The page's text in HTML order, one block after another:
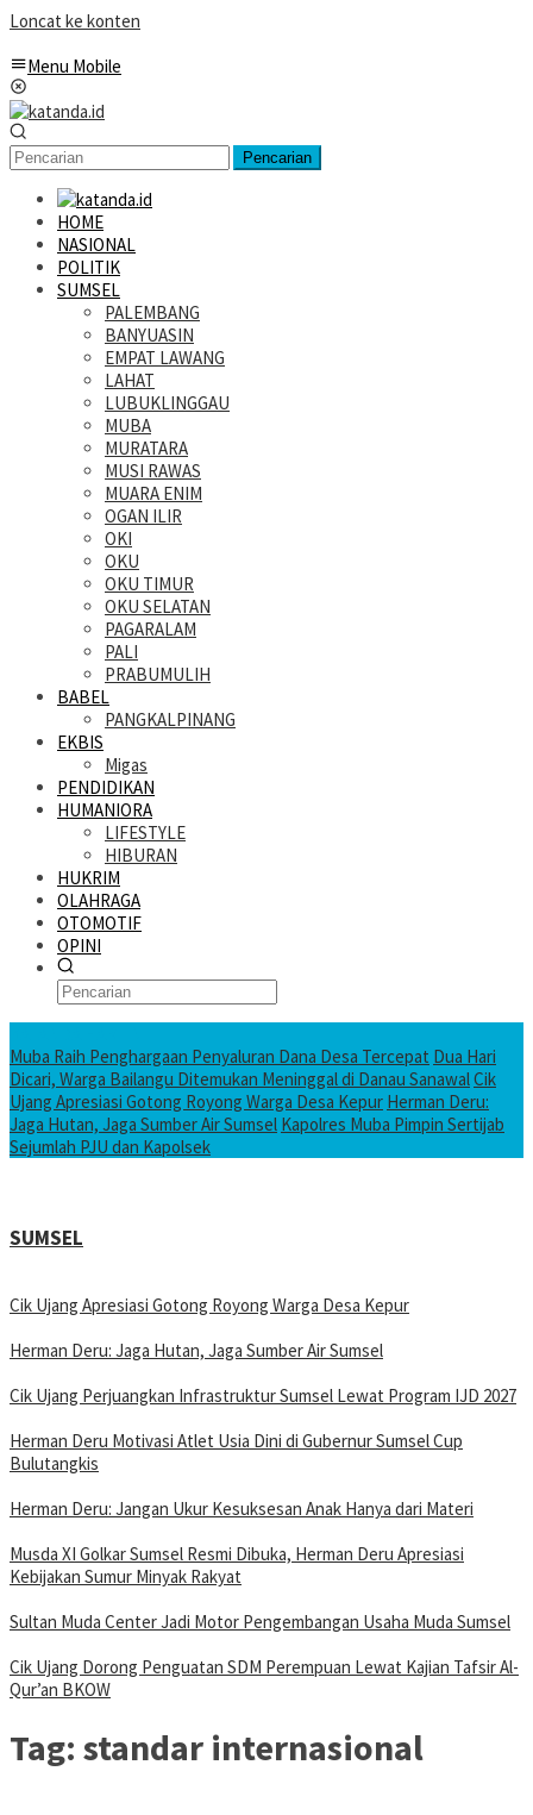
Loncat ke konten
Menu Mobile
Pencarian
HOME
NASIONAL
POLITIK
SUMSEL
PALEMBANG
BANYUASIN
EMPAT LAWANG
LAHAT
LUBUKLINGGAU
MUBA
MURATARA
MUSI RAWAS
MUARA ENIM
OGAN ILIR
OKI
OKU
OKU TIMUR
OKU SELATAN
PAGARALAM
PALI
PRABUMULIH
BABEL
PANGKALPINANG
EKBIS
Migas
PENDIDIKAN
HUMANIORA
LIFESTYLE
HIBURAN
HUKRIM
OLAHRAGA
OTOMOTIF
OPINI
Muba Raih Penghargaan Penyaluran Dana Desa Tercepat Dua Hari
Dicari, Warga Bailangu Ditemukan Meninggal di Danau SanawalCik
Ujang Apresiasi Gotong Royong Warga Desa Kepur Herman Deru:
Jaga Hutan, Jaga Sumber Air Sumsel Kapolres Muba Pimpin Sertijab
Sejumlah PJU dan Kapolsek
SUMSEL
Cik Ujang Apresiasi Gotong Royong Warga Desa Kepur
Herman Deru: Jaga Hutan, Jaga Sumber Air Sumsel
Cik Ujang Perjuangkan Infrastruktur Sumsel Lewat Program IJD 2027
Herman Deru Motivasi Atlet Usia Dini di Gubernur Sumsel Cup
Bulutangkis
Herman Deru: Jangan Ukur Kesuksesan Anak Hanya dari Materi
Musda XI Golkar Sumsel Resmi Dibuka, Herman Deru Apresiasi
Kebijakan Sumur Minyak Rakyat
Sultan Muda Center Jadi Motor Pengembangan Usaha Muda Sumsel
Cik Ujang Dorong Penguatan SDM Perempuan Lewat Kajian Tafsir Al-
Qur’an BKOW
Tag: standar internasional